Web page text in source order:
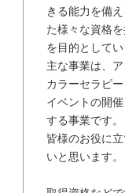
きる能力を備
た様々な資格
を目的としてい
主な事業は、
カラーセラピ
イベントの開
する事業です。
皆様のお役に
いと思います。